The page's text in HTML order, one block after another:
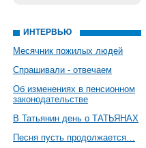
ИНТЕРВЬЮ
Месячник пожилых людей
Спрашивали - отвечаем
Об изменениях в пенсионном
законодательстве
В Татьянин день о ТАТЬЯНАХ
Песня пусть продолжается…